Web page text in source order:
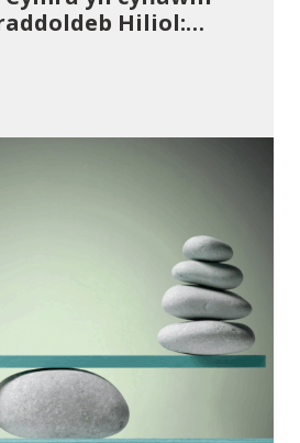
Hiliol:
chwarae eu rhan
wrth-hiliol